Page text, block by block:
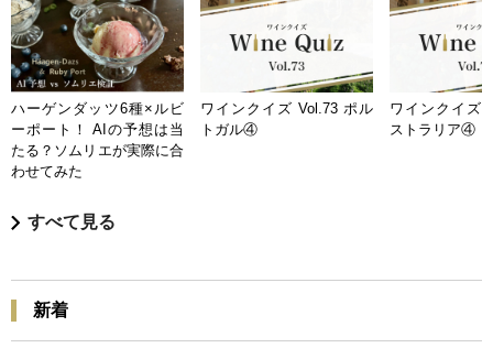
ハーゲンダッツ6種×ルビ
ーポート！ AIの予想は当
たる？ソムリエが実際に合
わせてみた
ワインクイズ Vol.73 ポル
トガル④
ワインクイズ
ストラリア④
すべて見る
新着